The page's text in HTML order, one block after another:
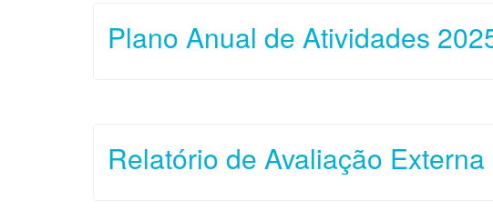
Plano Anual de Atividades
Relatório de Avaliação Externa